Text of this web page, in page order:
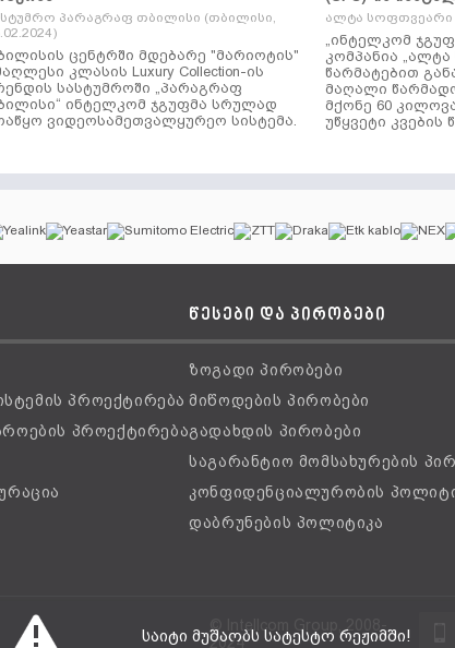
პარაგრაფ თბილისი (თბილისი,
ცენტრში მდებარე "მარიოტის"
კლასის Luxury Collection-ის
სასტუმროში „პარაგრაფ
ინტელკომ ჯგუფმა სრულად
ვიდეოსამეთვალყურეო სისტემა.
ალტა სოფთვეარი
„ინტელკომ
კომპანია
წარმატებით
მაღალი
მქონე 60
უწყვეტი კვების
პროექტირება
პროექტირება
წესები და პირობები
ზოგადი პირობები
მიწოდების პირობები
გადახდის პირობები
საგარანტიო მომსახურების
კონფიდენციალურობის
დაბრუნების პოლიტიკა
2024
საიტი მუშაობს სატესტო რეჟიმში!